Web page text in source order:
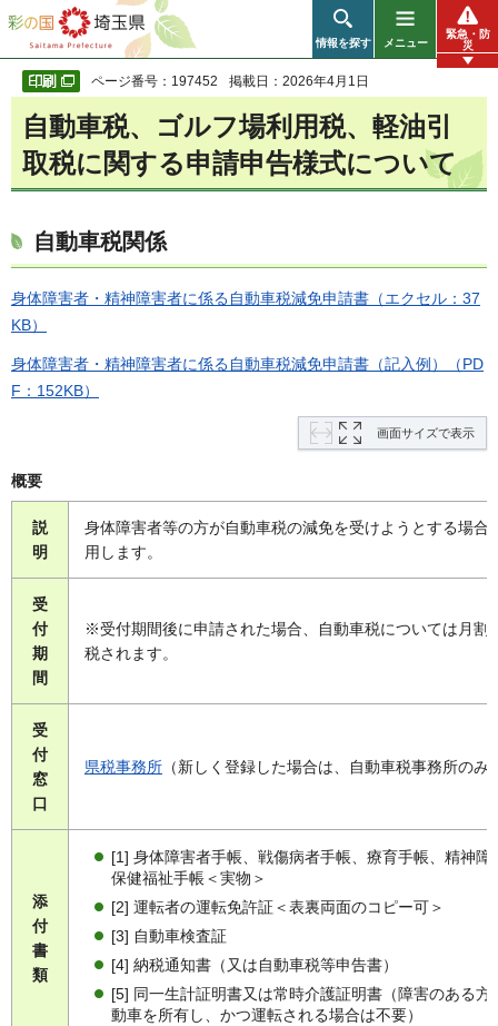
彩の国 埼玉県
情報を探す メニュー
緊急・防
災
ページ番号：197452 掲載日：2026年4月1日
自動車税、ゴルフ場利用税、軽油引
取税に関する申請申告様式について
自動車税関係
身体障害者・精神障害者に係る自動車税減免申請書（エクセル：37
KB）
身体障害者・精神障害者に係る自動車税減免申請書（記入例）（PD
F：152KB）
画面サイズで表示
概要
説
明
身体障害者等の方が自動車税の減免を受けようとする場合
用します。
受
付
期
間
※受付期間後に申請された場合、自動車税については月割
税されます。
受
付
窓
口
県税事務所 （新しく登録した場合は、自動車税事務所のみ
添
付
書
類
[1] 身体障害者手帳、戦傷病者手帳、療育手帳、精神障
保健福祉手帳＜実物＞
[2] 運転者の運転免許証＜表裏両面のコピー可＞
[3] 自動車検査証
[4] 納税通知書（又は自動車税等申告書）
[5] 同一生計証明書又は常時介護証明書（障害のある方
動車を所有し、かつ運転される場合は不要）